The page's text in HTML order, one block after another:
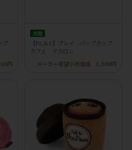
プ
円
犬用
【P.L.A.Y.】プレイ パップカップ
カフェ マカロン
メーカー希望小売価格
3,300円